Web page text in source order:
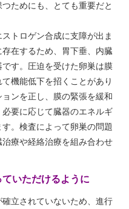
ためにも、とても重要だと
トロゲン合成に支障が出ま
在するため、胃下垂、内臓
す。圧迫を受けた卵巣は膜
機能低下を招くことがあり
ンを正し、膜の緊張を緩和
要に応じて臓器のエネルギ
。検査によって卵巣の問題
療や経絡治療を組み合わせ
いただけるように
立されていないため、進行